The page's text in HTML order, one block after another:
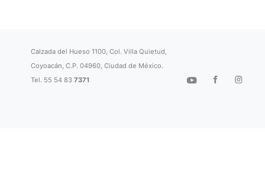
Calzada del Hueso 1100, Col. Villa Quietud,
Coyoacán, C.P. 04960, Ciudad de México.
Tel. 55 54 837371